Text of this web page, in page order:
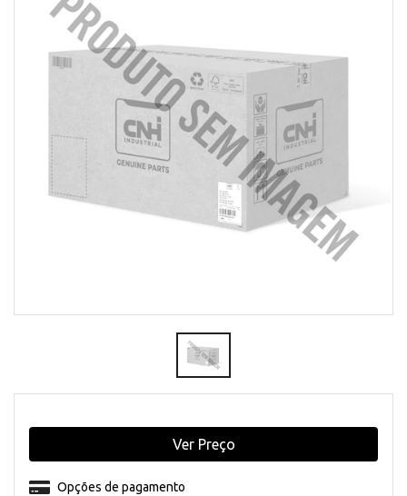
Opções de pagamento
Ver Preço